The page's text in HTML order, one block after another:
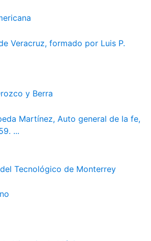
Veracruz, formado por Luis P.
y Berra
Martínez, Auto general de la fe,
...
Tecnológico de Monterrey